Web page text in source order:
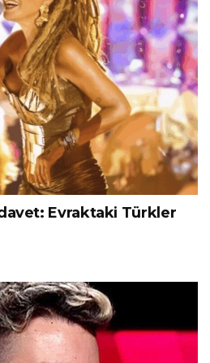
Evraktaki Türkler